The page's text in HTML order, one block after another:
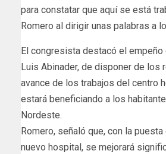
para constatar que aquí se está
Romero al dirigir unas palabras a
El congresista destacó el
Luis Abinader, de disponer de los
avance de los trabajos del centro
estará beneficiando a los
Nordeste.
Romero, señaló que, con la puesta
nuevo hospital, se mejorará